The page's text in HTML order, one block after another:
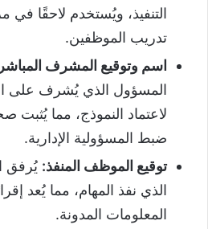
التنفيذ، ويُستخدم لاحقًا في
تدريب الموظفين.
اسم وتوقيع المشرف المباشر
المسؤول الذي يُشرف على
لاعتماد النموذج، مما يُثبت
ضبط المسؤولية الإدارية.
توقيع الموظف المنفذ: يُرفق
الذي نفذ المهام، مما يُعد
المعلومات المدونة.